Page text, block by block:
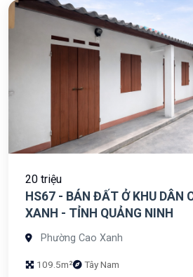
20 triệu
HS67 - BÁN ĐẤT Ở KHU DÂN
XANH - TỈNH QUẢNG NINH
Phường Cao Xanh
109.5m² Tây Nam